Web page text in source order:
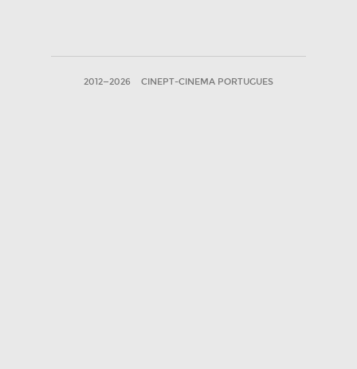
2012—2026 CINEPT-CINEMA PORTUGUES